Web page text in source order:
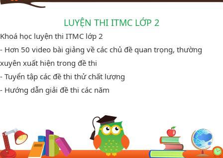
LUYỆN THI ITMC LỚP 2
Khoá học luyện thi ITMC lớp 2
- Hơn 50 video bài giảng về các chủ đề quan trọng, thường
xuyên xuất hiện trong đề thi
- Tuyển tập các đề thi thử chất lượng
- Hướng dẫn giải đề thi các năm